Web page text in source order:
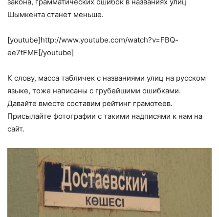
Шымкента станет меньше.
[youtube]http://www.youtube.com/watch?v=FBQ-
ee7tFME[/youtube]
К слову, масса табличек с названиями улиц на русском
языке, тоже написаны с грубейшими ошибками.
Давайте вместе составим рейтинг грамотеев.
Присылайте фотографии с такими надписями к нам на
сайт.